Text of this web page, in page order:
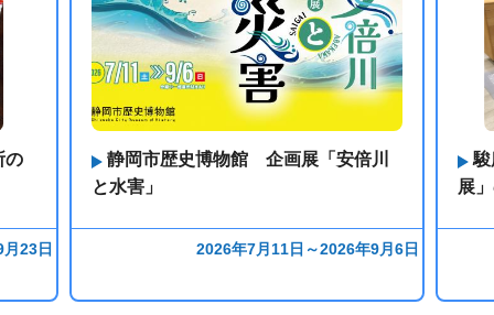
の
23日
静岡市歴史博物館 企画展「安倍川
と水害」
2026年7月11日～2026年9月6日
駿
展